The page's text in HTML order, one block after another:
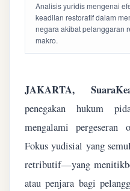
Analisis yuridis mengenai
keadilan restoratif dalam
negara akibat pelanggaran
makro.
JAKARTA,
penegakan hukum
mengalami pergeseran
Fokus yudisial yang
retributif—yang
atau penjara bagi